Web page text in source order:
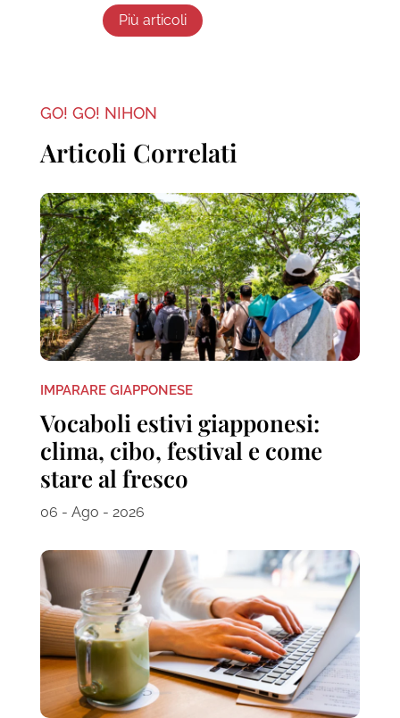
Più articoli
GO! GO! NIHON
Articoli Correlati
IMPARARE GIAPPONESE
Vocaboli estivi giapponesi:
clima, cibo, festival e come
stare al fresco
06 - Ago - 2026